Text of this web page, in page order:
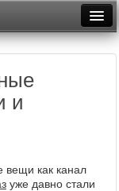
и
вещи как канал
уже давно стали